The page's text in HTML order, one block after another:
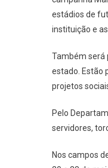
estádios de
instituição e
Também será
estado. Estão
projetos
Pelo
servidores,
Nos campos